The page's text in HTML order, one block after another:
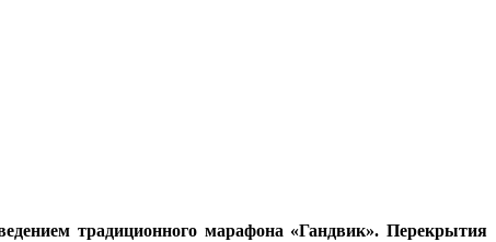
традиционного марафона «Гандвик». Перекрытия